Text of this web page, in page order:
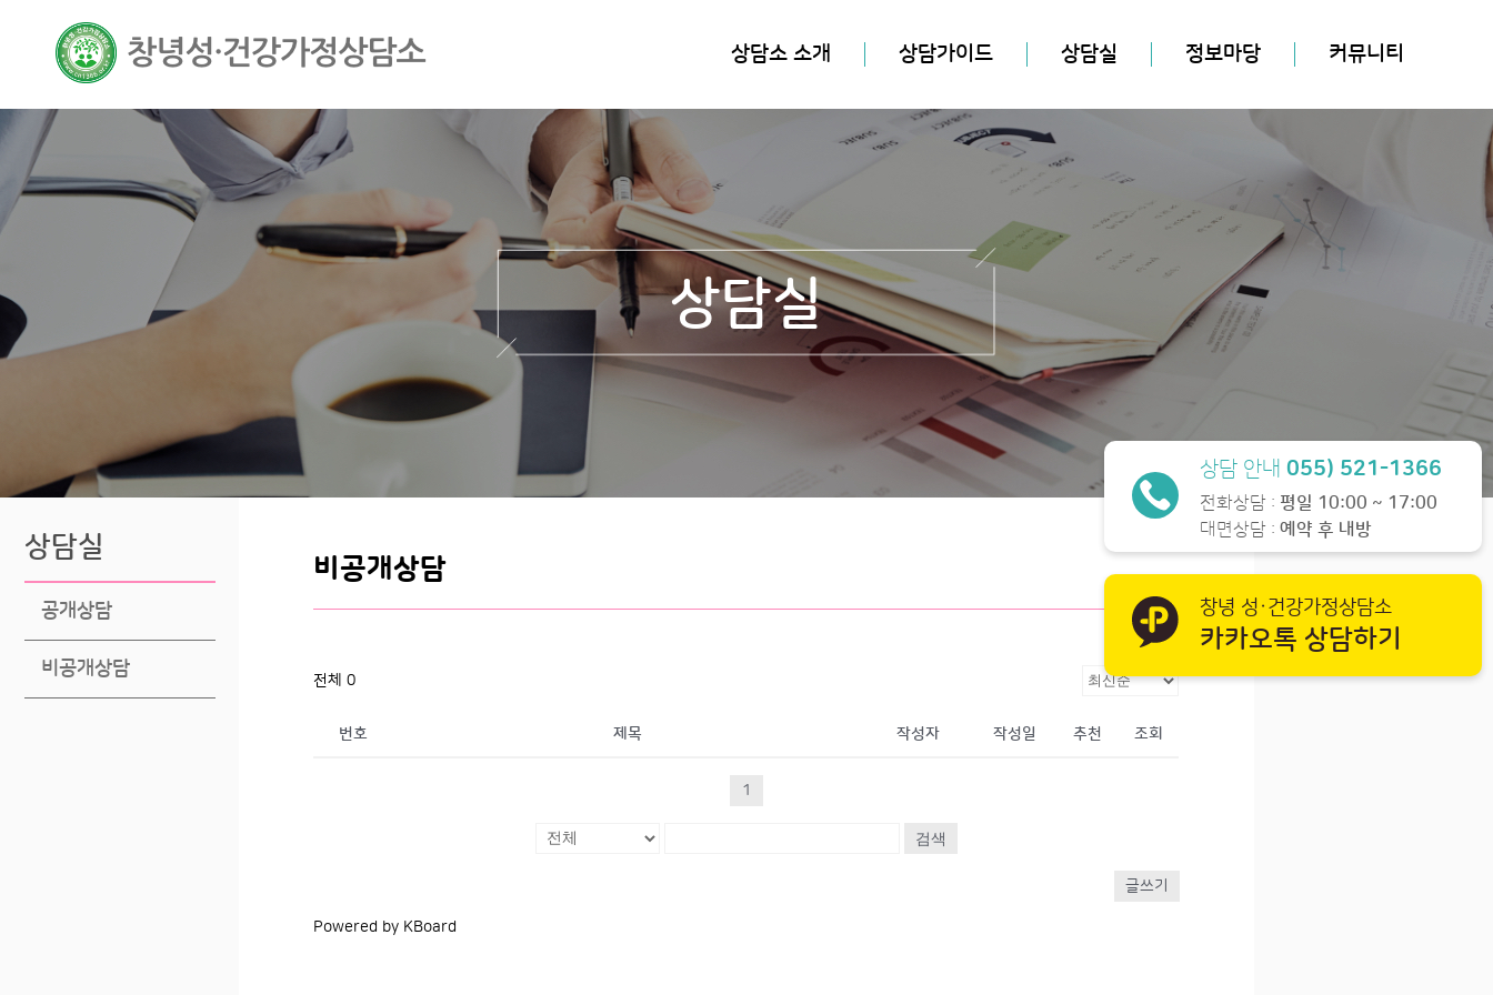
상담소 소개 상담가이드 상담실 정보마당 커뮤니티
상담 안내 055) 521-1366
전화상담 : 평일 10:00 ~ 17:00
대면상담 : 예약 후 내방
창녕 성·건강가정상담소
카카오톡 상담하기
상담실
상담실
공개상담
비공개상담
비공개상담
전체 0
번호 제목 작성자 작성일 추천 조회
1
검색
글쓰기
Powered by KBoard